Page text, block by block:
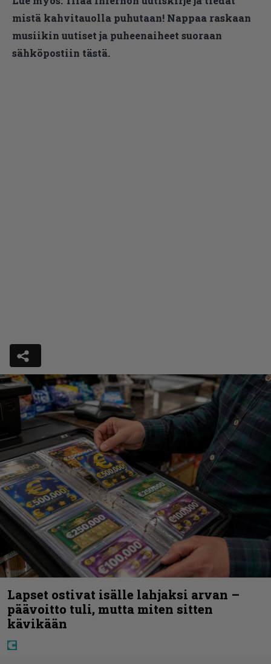
mistä kahvitauolla puhutaan! Nappaa raskaan
musiikin uutiset ja puheenaiheet suoraan
sähköpostiin tästä.
Lapset ostivat isälle lahjaksi arvan –
päävoitto tuli, mutta miten sitten
kävikään